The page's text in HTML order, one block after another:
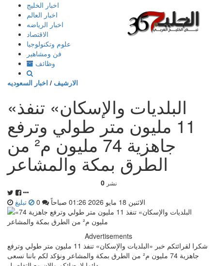
إذهب
المحتوى
اخبار الخليج
اخبار العالم
اخبار الرياضه
الاقتصاد
علوم وتكنولوجيا
فن ومشاهير
وظائف
الارشيف / اخبار السعوديه
«البلديات والإسكان» تنفذ
11 مليون متر طولي وترفع
جاهزية 74 مليون م² من
الطرق بمكة والمشاعر
0 نشر
الاثنين 18 مايو 2026 01:26 صباحاً تبليغ
Advertisements
شكرا لقرائتكم خبر «البلديات والإسكان» تنفذ 11 مليون متر طولي وترفع
جاهزية 74 مليون م² من الطرق بمكة والمشاعر ونؤكد لكم باننا نسعى